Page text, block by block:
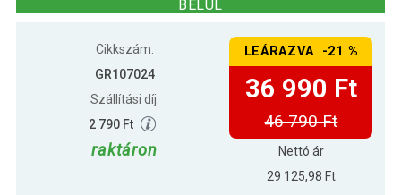
BELÜL
Cikkszám:
GR107024
Szállítási díj:
2 790 Ft
raktáron
LEÁRAZVA -21 %
36 990 Ft
46 790 Ft
Nettó ár
29 125,98 Ft